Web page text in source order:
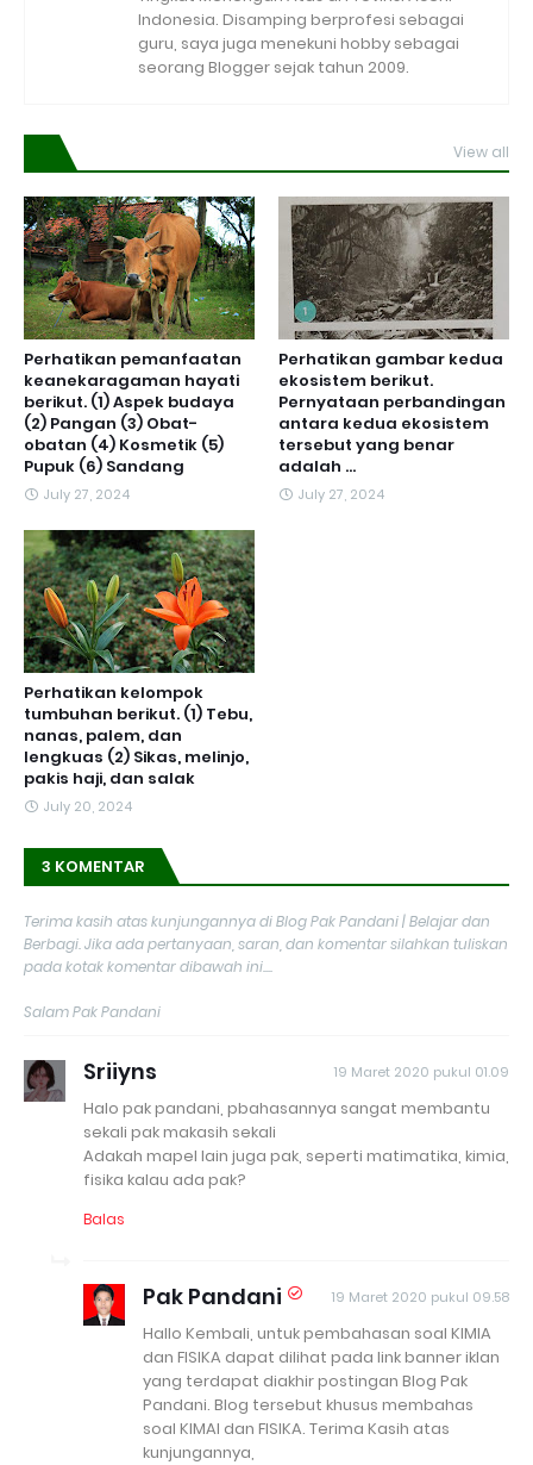
Indonesia. Disamping berprofesi sebagai
guru, saya juga menekuni hobby sebagai
seorang Blogger sejak tahun 2009.
View all
Perhatikan pemanfaatan
keanekaragaman hayati
berikut. (1) Aspek budaya
(2) Pangan (3) Obat-
obatan (4) Kosmetik (5)
Pupuk (6) Sandang
July 27, 2024
Perhatikan gambar kedua
ekosistem berikut.
Pernyataan perbandingan
antara kedua ekosistem
tersebut yang benar
adalah ...
July 27, 2024
Perhatikan kelompok
tumbuhan berikut. (1) Tebu,
nanas, palem, dan
lengkuas (2) Sikas, melinjo,
pakis haji, dan salak
July 20, 2024
3 KOMENTAR
Terima kasih atas kunjungannya di Blog Pak Pandani | Belajar dan
Berbagi. Jika ada pertanyaan, saran, dan komentar silahkan tuliskan
pada kotak komentar dibawah ini....
Salam Pak Pandani
Sriiyns 19 Maret 2020 pukul 01.09
Halo pak pandani, pbahasannya sangat membantu
sekali pak makasih sekali
Adakah mapel lain juga pak, seperti matimatika, kimia,
fisika kalau ada pak?
Balas
Pak Pandani 19 Maret 2020 pukul 09.58
Hallo Kembali, untuk pembahasan soal KIMIA
dan FISIKA dapat dilihat pada link banner iklan
yang terdapat diakhir postingan Blog Pak
Pandani. Blog tersebut khusus membahas
soal KIMAI dan FISIKA. Terima Kasih atas
kunjungannya,